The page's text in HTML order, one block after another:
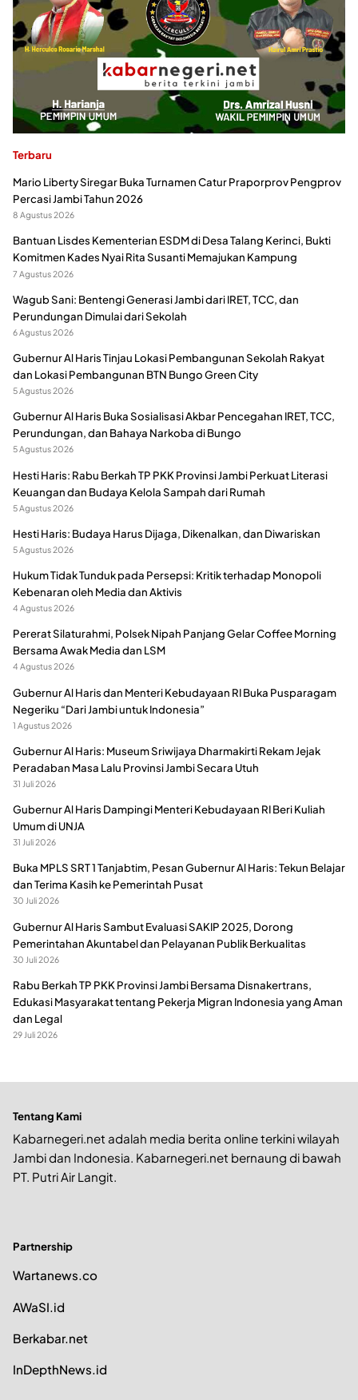
Terbaru
Mario Liberty Siregar Buka Turnamen Catur Praporprov Pengprov
Percasi Jambi Tahun 2026
8 Agustus 2026
Bantuan Lisdes Kementerian ESDM di Desa Talang Kerinci, Bukti
Komitmen Kades Nyai Rita Susanti Memajukan Kampung
7 Agustus 2026
Wagub Sani: Bentengi Generasi Jambi dari IRET, TCC, dan
Perundungan Dimulai dari Sekolah
6 Agustus 2026
Gubernur Al Haris Tinjau Lokasi Pembangunan Sekolah Rakyat
dan Lokasi Pembangunan BTN Bungo Green City
5 Agustus 2026
Gubernur Al Haris Buka Sosialisasi Akbar Pencegahan IRET, TCC,
Perundungan, dan Bahaya Narkoba di Bungo
5 Agustus 2026
Hesti Haris: Rabu Berkah TP PKK Provinsi Jambi Perkuat Literasi
Keuangan dan Budaya Kelola Sampah dari Rumah
5 Agustus 2026
Hesti Haris: Budaya Harus Dijaga, Dikenalkan, dan Diwariskan
5 Agustus 2026
Hukum Tidak Tunduk pada Persepsi: Kritik terhadap Monopoli
Kebenaran oleh Media dan Aktivis
4 Agustus 2026
Pererat Silaturahmi, Polsek Nipah Panjang Gelar Coffee Morning
Bersama Awak Media dan LSM
4 Agustus 2026
Gubernur Al Haris dan Menteri Kebudayaan RI Buka Pusparagam
Negeriku “Dari Jambi untuk Indonesia”
1 Agustus 2026
Gubernur Al Haris: Museum Sriwijaya Dharmakirti Rekam Jejak
Peradaban Masa Lalu Provinsi Jambi Secara Utuh
31 Juli 2026
Gubernur Al Haris Dampingi Menteri Kebudayaan RI Beri Kuliah
Umum di UNJA
31 Juli 2026
Buka MPLS SRT 1 Tanjabtim, Pesan Gubernur Al Haris: Tekun Belajar
dan Terima Kasih ke Pemerintah Pusat
30 Juli 2026
Gubernur Al Haris Sambut Evaluasi SAKIP 2025, Dorong
Pemerintahan Akuntabel dan Pelayanan Publik Berkualitas
30 Juli 2026
Rabu Berkah TP PKK Provinsi Jambi Bersama Disnakertrans,
Edukasi Masyarakat tentang Pekerja Migran Indonesia yang Aman
dan Legal
29 Juli 2026
Tentang Kami
Kabarnegeri.net adalah media berita online terkini wilayah
Jambi dan Indonesia. Kabarnegeri.net bernaung di bawah
PT. Putri Air Langit.
Partnership
Wartanews.co
AWaSI.id
Berkabar.net
InDepthNews.id